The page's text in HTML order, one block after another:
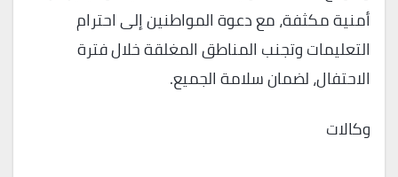
أمنية مكثفة، مع دعوة المواطنين إلى احترام
التعليمات وتجنب المناطق المغلقة خلال فترة
الاحتفال، لضمان سلامة الجميع.
وكالات